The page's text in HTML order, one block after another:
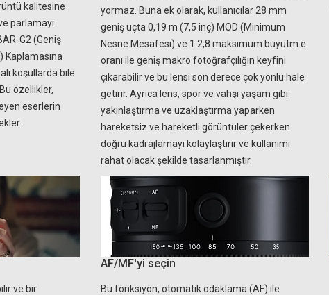
kalitesine
parlamayı
G2 (Geniş
Kaplamasına
koşullarda bile
özellikler,
eserlerin
yormaz. Buna ek olarak, kullanıcılar 28 mm
geniş uçta 0,19 m (7,5 inç) MOD (Minimum
Nesne Mesafesi) ve 1:2,8 maksimum büyütm e
oranı ile geniş makro fotoğrafçılığın keyfini
çıkarabilir ve bu lensi son derece çok yönlü hale
getirir. Ayrıca lens, spor ve vahşi yaşam gibi
yakınlaştırma ve uzaklaştırma yaparken
hareketsiz ve hareketli görüntüler çekerken
doğru kadrajlamayı kolaylaştırır ve kullanımı
rahat olacak şekilde tasarlanmıştır.
ve bir
AF/MF'yi seçin
Bu fonksiyon, otomatik odaklama (AF) ile